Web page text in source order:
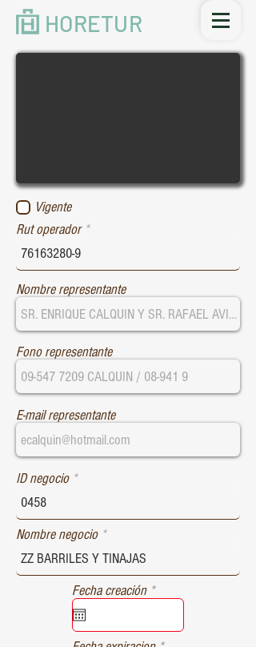
HORETUR
Vigente
Rut operador
Nombre representante
Fono representante
E-mail representante
ID negocio
Nombre negocio
Fecha creación *r
e
u